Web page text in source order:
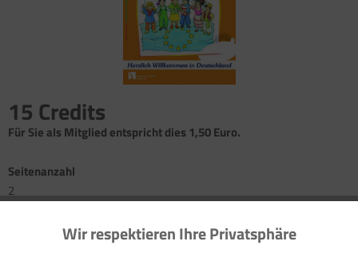
15 Credits
Für Sie als Mitglied entspricht dies 1,50 Euro.
Seitenanzahl
2
Vorwort: Thematische Einführung (mit Dimensionen und
Funktionale Aktiv
Wir respektieren Ihre Privatsphäre